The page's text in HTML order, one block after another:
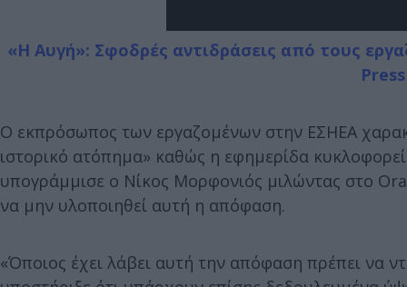
«Η Αυγή»: Σφοδρές αντιδράσεις από τους
Ο εκπρόσωπος των εργαζομένων στην ΕΣΗΕΑ
ιστορικό ατόπημα» καθώς η εφημερίδα
υπογράμμισε ο Νίκος Μορφονιός μιλώντας στο
να μην υλοποιηθεί αυτή η απόφαση.
«Όποιος έχει λάβει αυτή την απόφαση πρέπει να